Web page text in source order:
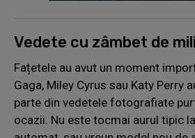
Vedete cu zâmbet de
Fațetele au avut un moment
Gaga, Miley Cyrus sau Katy Perry
parte din vedetele fotografiate
ocazii. Nu este tocmai aurul tipic